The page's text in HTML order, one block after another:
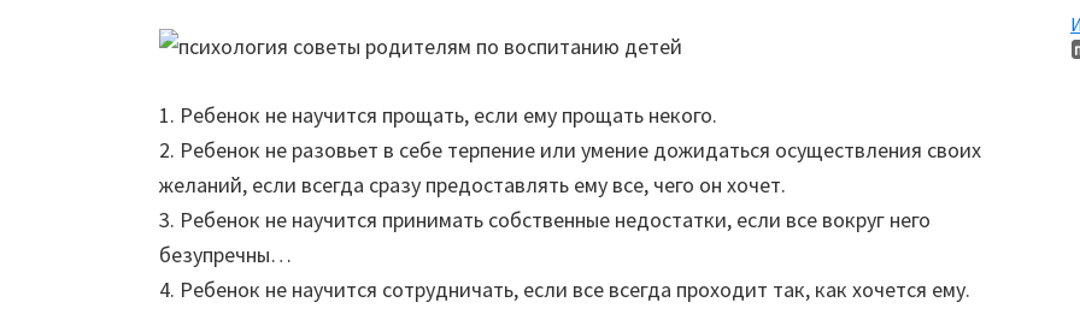
1. Ребенок не научится прощать, если ему прощать некого.
2. Ребенок не разовьет в себе терпение или умение дожидаться осуществления своих
желаний, если всегда сразу предоставлять ему все, чего он хочет.
3. Ребенок не научится принимать собственные недостатки, если все вокруг него
безупречны…
4. Ребенок не научится сотрудничать, если все всегда проходит так, как хочется ему.